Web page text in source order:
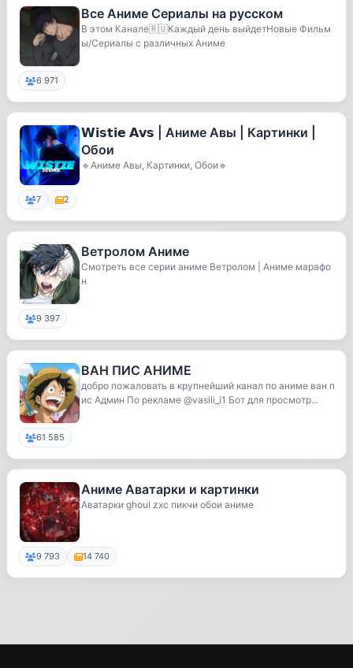
Все Аниме Сериалы на русском
В этом Канале🇷🇺Каждый день выйдетНовые Фильм
ы/Сериалы с различных Аниме
6 971
𝗪𝗶𝘀𝘁𝗶𝗲 𝗔𝘃𝘀 | Аниме Авы | Картинки |
Обои
🔹Аниме Авы, Картинки, Обои🔹
7 2
Ветролом Аниме
Смотреть все серии аниме Ветролом | Аниме марафо
н
9 397
ВАН ПИС АНИМЕ
добро пожаловать в крупнейший канал по аниме ван п
ис Админ По рекламе @vasili_i1 Бот для просмотр...
61 585
Аниме Аватарки и картинки
Аватарки ghoul zxc пикчи обои аниме
9 793 14 740